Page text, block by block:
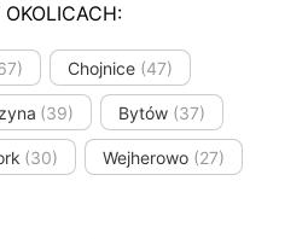
Chojnice (47)
(39) Bytów (37)
(30) Wejherowo (27)